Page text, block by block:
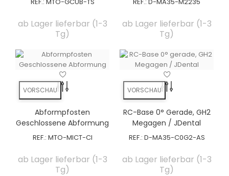
ab Lager lieferbar (1-3
Tg)
ab Lager lieferbar (1-3
Tg)
VORSCHAU
Abformpfosten
Geschlossene Abformung
REF.: MTO-MICT-CI
ab Lager lieferbar (1-3
Tg)
VORSCHAU
RC-Base 0° Gerade, GH2
Megagen / JDental
REF.: D-MA35-C0G2-AS
ab Lager lieferbar (1-3
Tg)